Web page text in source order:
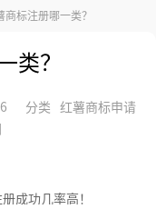
商标注册哪一类？
类？
分类 红薯商标申请
成功几率高！